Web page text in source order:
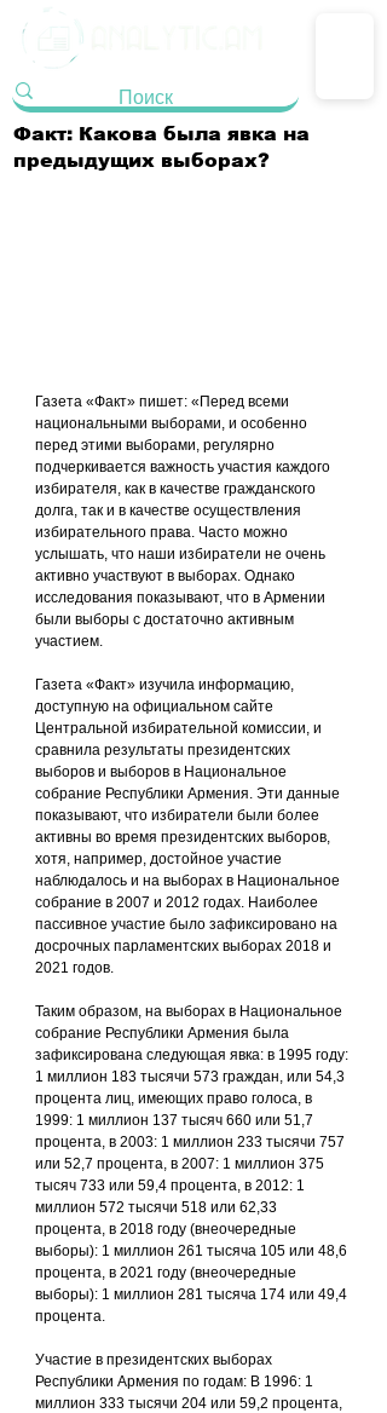
Факт: Какова была явка на
предыдущих выборах?
Газета «Факт» пишет: «Перед всеми
национальными выборами, и особенно
перед этими выборами, регулярно
подчеркивается важность участия каждого
избирателя, как в качестве гражданского
долга, так и в качестве осуществления
избирательного права. Часто можно
услышать, что наши избиратели не очень
активно участвуют в выборах. Однако
исследования показывают, что в Армении
были выборы с достаточно активным
участием.
Газета «Факт» изучила информацию,
доступную на официальном сайте
Центральной избирательной комиссии, и
сравнила результаты президентских
выборов и выборов в Национальное
собрание Республики Армения. Эти данные
показывают, что избиратели были более
активны во время президентских выборов,
хотя, например, достойное участие
наблюдалось и на выборах в Национальное
собрание в 2007 и 2012 годах. Наиболее
пассивное участие было зафиксировано на
досрочных парламентских выборах 2018 и
2021 годов.
Таким образом, на выборах в Национальное
собрание Республики Армения была
зафиксирована следующая явка: в 1995 году:
1 миллион 183 тысячи 573 граждан, или 54,3
процента лиц, имеющих право голоса, в
1999: 1 миллион 137 тысяч 660 или 51,7
процента, в 2003: 1 миллион 233 тысячи 757
или 52,7 процента, в 2007: 1 миллион 375
тысяч 733 или 59,4 процента, в 2012: 1
миллион 572 тысячи 518 или 62,33
процента, в 2018 году (внеочередные
выборы): 1 миллион 261 тысяча 105 или 48,6
процента, в 2021 году (внеочередные
выборы): 1 миллион 281 тысяча 174 или 49,4
процента.
Участие в президентских выборах
Республики Армения по годам: В 1996: 1
миллион 333 тысячи 204 или 59,2 процента,